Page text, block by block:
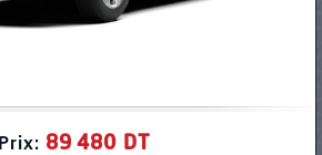
Prix: 89 480 DT